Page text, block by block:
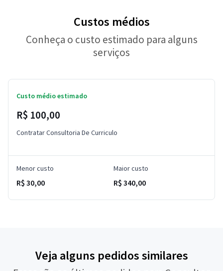
Custos médios
Conheça o custo estimado para alguns
serviços
Custo médio estimado
R$ 100,00
Contratar Consultoria De Curriculo
Menor custo
R$ 30,00
Maior custo
R$ 340,00
Veja alguns pedidos similares